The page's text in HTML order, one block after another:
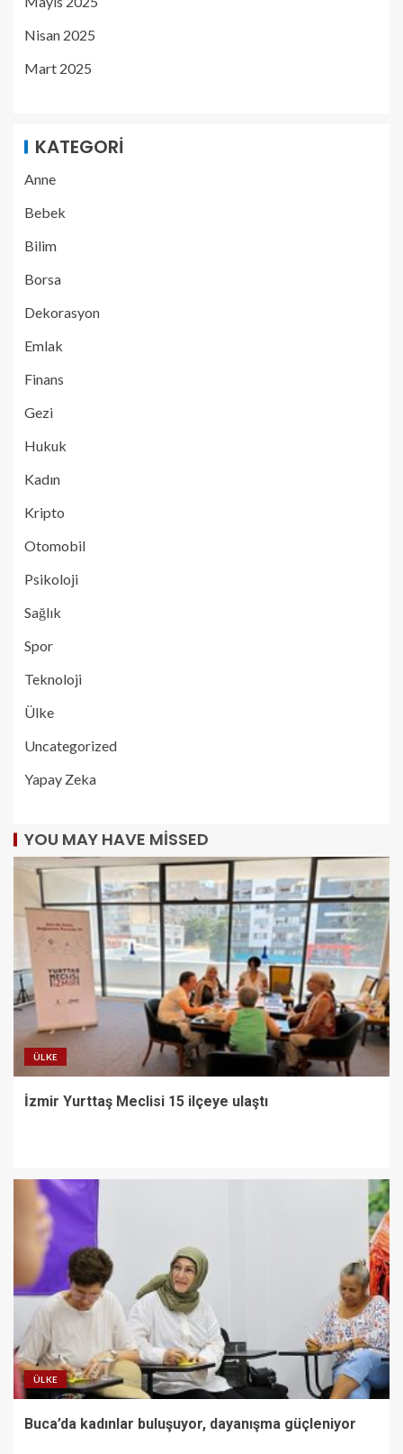
Nisan 2025
Mart 2025
KATEGORI
Anne
Bebek
Bilim
Borsa
Dekorasyon
Emlak
Finans
Gezi
Hukuk
Kadın
Kripto
Otomobil
Psikoloji
Sağlık
Spor
Teknoloji
Ülke
Uncategorized
Yapay Zeka
YOU MAY HAVE MISSED
ÜLKE
İzmir Yurttaş Meclisi 15 ilçeye ulaştı
ÜLKE
Buca’da kadınlar buluşuyor, dayanışma güçleniyor